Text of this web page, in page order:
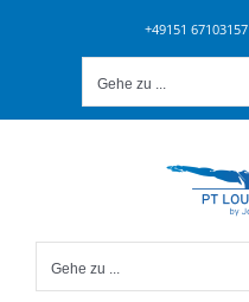
+49151 67103157
Gehe zu ...
Gehe zu ...